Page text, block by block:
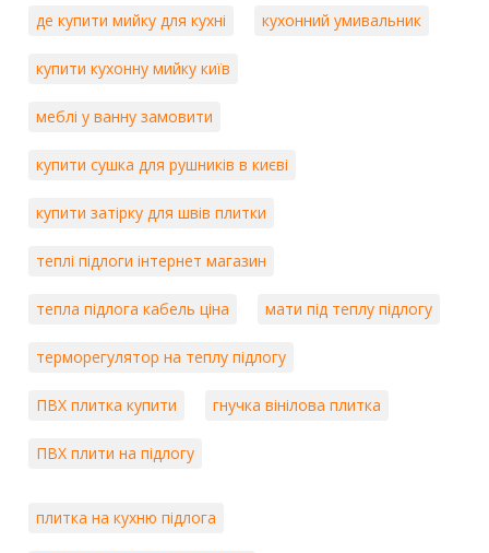
де купити мийку для кухні кухонний умивальник
купити кухонну мийку київ
меблі у ванну замовити
купити сушка для рушників в києві
купити затірку для швів плитки
теплі підлоги інтернет магазин
тепла підлога кабель ціна мати під теплу підлогу
терморегулятор на теплу підлогу
ПВХ плитка купити гнучка вінілова плитка
ПВХ плити на підлогу
плитка на кухню підлога